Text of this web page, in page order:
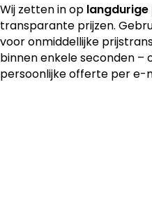
Wij zetten in op
transparante prijzen.
voor onmiddellijke
binnen enkele seconden –
persoonlijke offerte per e-